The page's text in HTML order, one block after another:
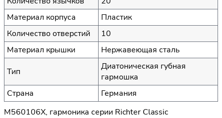
Материал корпуса
Пластик
Количество отверстий
10
Материал крышки
Нержавеющая сталь
Тип
Диатоническая губная
гармошка
Страна
Германия
M560106X, гармоника серии Richter Classic